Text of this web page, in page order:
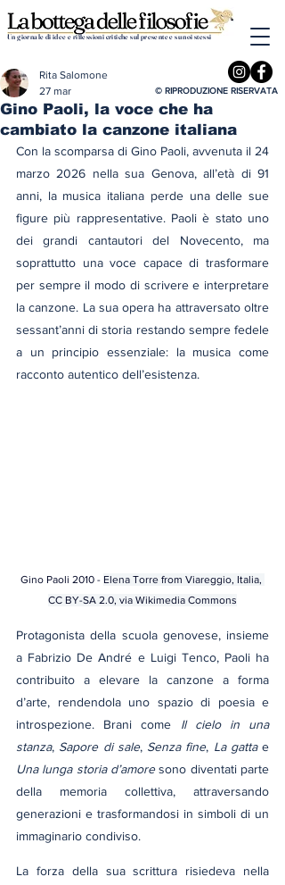
Un giornale di idee e riflessioni critiche sul presente e su noi stessi
Gino Paoli, la voce che ha
cambiato la canzone italiana
Rita Salomone
27 mar
Con la scomparsa di Gino Paoli, avvenuta il 24
marzo 2026 nella sua Genova, all’età di 91
anni, la musica italiana perde una delle sue
figure più rappresentative. Paoli è stato uno
dei grandi cantautori del Novecento, ma
soprattutto una voce capace di trasformare
per sempre il modo di scrivere e interpretare
la canzone. La sua opera ha attraversato oltre
sessant’anni di storia restando sempre fedele
a un principio essenziale: la musica come
racconto autentico dell’esistenza.
Gino Paoli 2010 - Elena Torre from Viareggio, Italia,
CC BY-SA 2.0, via Wikimedia Commons
Protagonista della scuola genovese, insieme
a Fabrizio De André e Luigi Tenco, Paoli ha
contribuito a elevare la canzone a forma
d’arte, rendendola uno spazio di poesia e
introspezione. Brani come Il cielo in una
stanza, Sapore di sale, Senza fine, La gatta
Una lunga storia d’amore sono diventati parte
della memoria collettiva, attraversando
generazioni e trasformandosi in simboli di un
immaginario condiviso.
La forza della sua scrittura risiedeva nella
© RIPRODUZIONE RISERVATA